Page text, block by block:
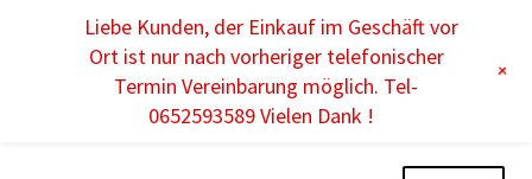
Liebe Kunden, der Einkauf im Geschäft vor
Ort ist nur nach vorheriger telefonischer
Termin Vereinbarung möglich. Tel-
0652593589 Vielen Dank !
+
DE